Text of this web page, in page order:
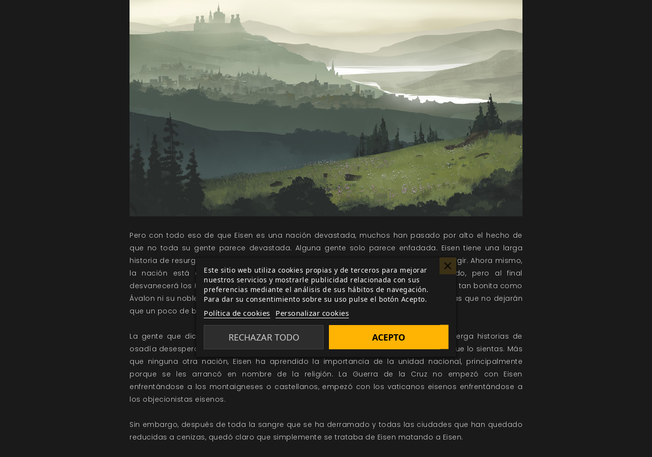
Pero con todo eso de que Eisen es una nación devastada, muchos han pasado por alto el hecho de
que no toda su gente parece devastada. Alguna gente solo parece enfadada. Eisen tiene una larga
historia de resurgir de los desastres, y cuanto mayor es el desastre, mayor es su resurgir. Ahora mismo,
la nación está desestructurada y es un lugar desapacible, maldito y carcomido, pero al final
desvanecerá los Horrores. Unificará a su gente. Y será una nación unida. La tierra no es tan bonita como
Ávalon ni su nobleza es tan digna como la de Montaigne, pero son personas orgullosas que no dejarán
que un poco de barro y sangre manche su dignidad.
La gente que dice que no hay belleza en Eisen no sabe dónde buscarla. Eisen alberga historias de
osadía desesperada, donde no se usan palabras como «héroe» o «coraje» a menos que lo sientas. Más
que ninguna otra nación, Eisen ha aprendido la importancia de la unidad nacional, principalmente
porque se les arrancó en nombre de la religión. La Guerra de la Cruz no empezó con Eisen
enfrentándose a los montaigneses o castellanos, empezó con los vaticanos eisenos enfrentándose a
los objecionistas eisenos.
Sin embargo, después de toda la sangre que se ha derramado y todas las ciudades que han quedado
reducidas a cenizas, quedó claro que simplemente se trataba de Eisen matando a Eisen.
Este sitio web utiliza cookies propias y de terceros para mejorar
nuestros servicios y mostrarle publicidad relacionada con sus
preferencias mediante el análisis de sus hábitos de navegación.
Para dar su consentimiento sobre su uso pulse el botón Acepto.
Política de cookies Personalizar cookies
RECHAZAR TODO ACEPTO